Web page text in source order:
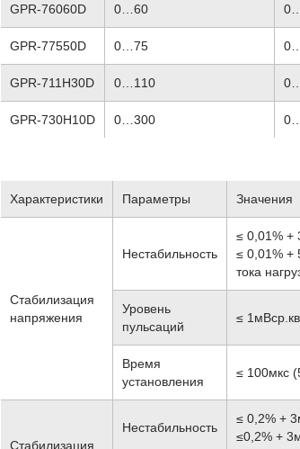
GPR-76060D 0…60
GPR-77550D 0…75
GPR-711H30D 0…110
GPR-730H10D 0…300
Характеристики Параметры Значения
Стабилизация
напряжения
Нестабильность
≤ 0,01% +
≤ 0,01% +
тока
Уровень
пульсаций
≤
Время
установления
≤ 100мкс
Стабилизация
Нестабильность
≤ 0,2% +
≤0,2% +